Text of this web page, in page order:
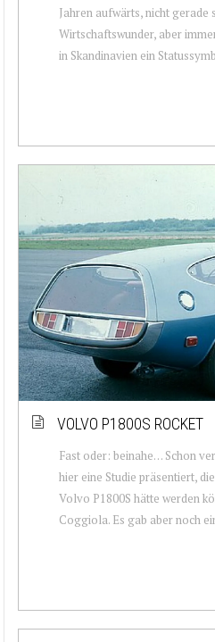
Jahren aufwärts, nicht
Wirtschaftswunder, aber
in Skandinavien ein
VOLVO P1800S ROCKET
Fast oder: beinahe… Schon
hier eine Studie präsentiert,
Volvo P1800S hätte werden
Coggiola. Es gab aber noch